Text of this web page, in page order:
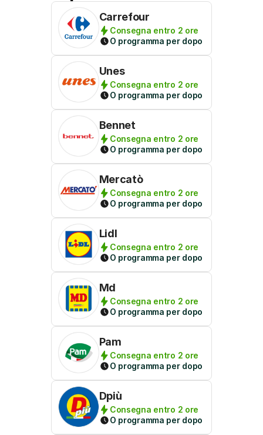
Carrefour
Consegna entro 2 ore
O programma per dopo
Unes
Consegna entro 2 ore
O programma per dopo
Bennet
Consegna entro 2 ore
O programma per dopo
Mercatò
Consegna entro 2 ore
O programma per dopo
Lidl
Consegna entro 2 ore
O programma per dopo
Md
Consegna entro 2 ore
O programma per dopo
Pam
Consegna entro 2 ore
O programma per dopo
Dpiù
Consegna entro 2 ore
O programma per dopo